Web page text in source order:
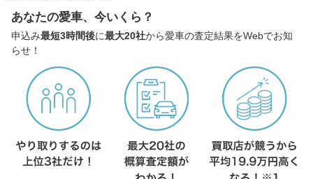
あなたの愛車、今いくら？
申込み最短3時間後に最大20社から愛車の査定結果をWebでお知
らせ！